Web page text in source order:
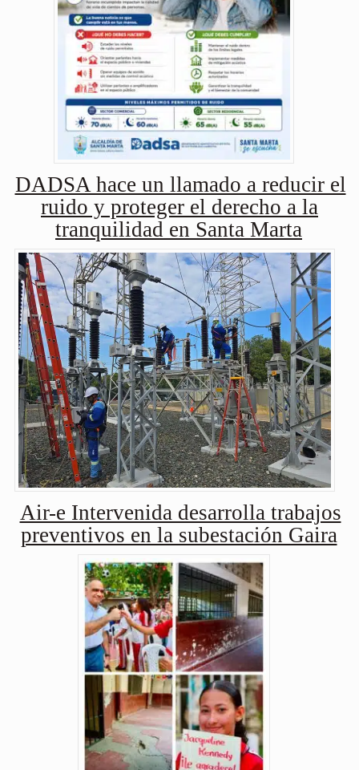
DADSA hace un llamado a reducir el
ruido y proteger el derecho a la
tranquilidad en Santa Marta
Air-e Intervenida desarrolla trabajos
preventivos en la subestación Gaira